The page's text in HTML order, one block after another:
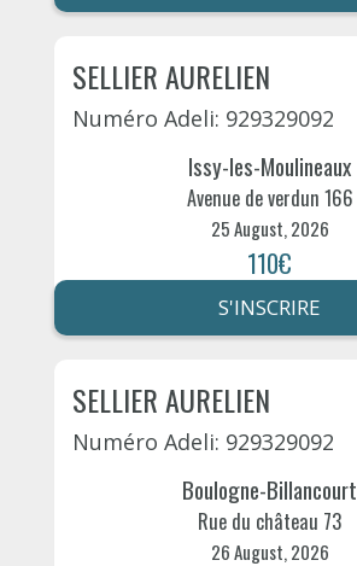
SELLIER AURELIEN
Numéro Adeli: 929329092
Issy-les-Moulineaux
Avenue de verdun 166
25 August, 2026
110€
S'INSCRIRE
SELLIER AURELIEN
Numéro Adeli: 929329092
Boulogne-Billancourt
Rue du château 73
26 August, 2026